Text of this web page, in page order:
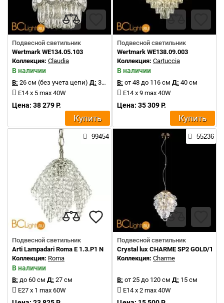
Подвесной светильник
Wertmark WE134.05.103
Коллекция: Claudia
В наличии
В: 26 см (без учета цепи) Д: 35 см
E14 x 5 max 40W
Цена: 38 279 Р.
Купить
Подвесной светильник
Wertmark WE138.09.003
Коллекция: Cartuccia
В наличии
В: от 48 до 116 см Д: 40 см
E14 x 9 max 40W
Цена: 35 309 Р.
Купить
99454
Подвесной светильник
Arti Lampadari Roma E 1.3.P1 N
Коллекция: Roma
В наличии
В: до 60 см Д: 27 см
E27 x 1 max 60W
55236
Подвесной светильник
Crystal lux CHARME SP2 GOLD/
Коллекция: Charme
В: от 25 до 120 см Д: 15 см
E14 x 2 max 40W